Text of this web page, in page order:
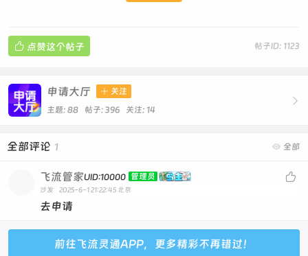
帖子ID: 1123
 点赞这个帖子

申请大厅  关注
主题: 88 帖子: 396 关注: 14
 全部
全部评论 1

飞流管家UID:10000 管理员
沙发 2025-6-1 21:22:45 北京
去申请
前往飞流灵通APP，更多精彩不再错过！